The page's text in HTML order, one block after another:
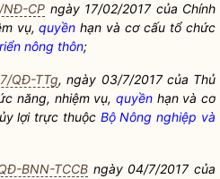
NĐ-CP ngày 17/02/2017 của Chính
vụ,quyền hạn và cơ cấu tổ chức
nông thôn;
QĐ-TTg, ngày 03/7/2017 của Thủ
năng, nhiệm vụ, quyền hạn và cơ
lợi trực thuộc Bộ Nông nghiệp và
BNN-TCCBngày 04/7/2017 của